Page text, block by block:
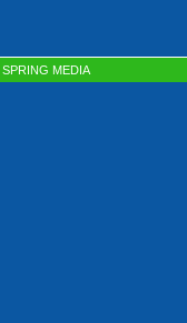
SPRING MEDIA